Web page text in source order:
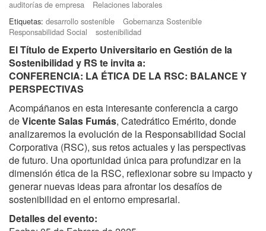
auditorías de empresa
Relaciones laborales
Etiquetas: desarrollo sostenible
Gobernanza Sostenible
Responsabilidad Social
sostenibilidad
El Título de Experto Universitario en Gestión de la
Sostenibilidad y RS te invita a:
CONFERENCIA: LA ÉTICA DE LA RSC: BALANCE Y
PERSPECTIVAS
Acompáñanos en esta interesante conferencia a cargo
deVicente Salas Fumás, Catedrático Emérito, donde
analizaremos la evolución de la Responsabilidad Social
Corporativa (RSC), sus retos actuales y las perspectivas
de futuro. Una oportunidad única para profundizar en la
dimensión ética de la RSC, reflexionar sobre su impacto y
generar nuevas ideas para afrontar los desafíos de
sostenibilidad en el entorno empresarial.
Detalles del evento: